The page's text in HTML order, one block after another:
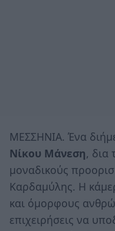
ΜΕΣΣΗΝΙΑ. Ένα
Νίκου Μάνεση, δια
μοναδικούς
Καρδαμύλης. Η
και όμορφους
επιχειρήσεις να